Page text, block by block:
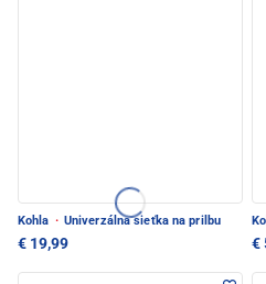
Kohla · Univerzálna sieťka na prilbu
€ 19,99 €